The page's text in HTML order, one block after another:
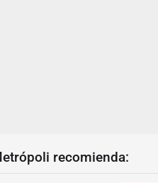
recomienda: